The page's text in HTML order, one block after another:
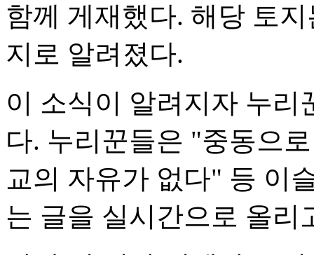
함께 게재했다. 해당 토
지로 알려졌다.
이 소식이 알려지자 누리
다. 누리꾼들은 "중동으
교의 자유가 없다" 등 이
는 글을 실시간으로 올리